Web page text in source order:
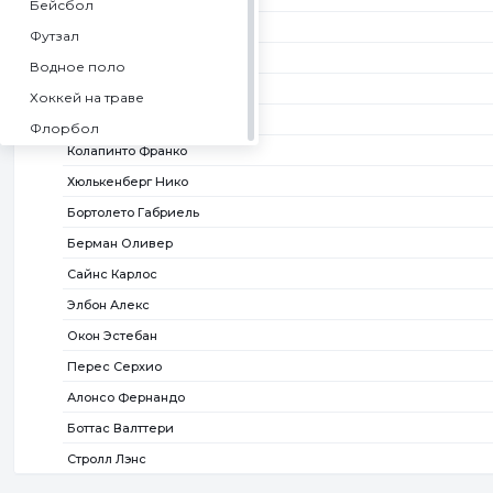
Колапинто Франко
Хюлькенберг Нико
Бортолето Габриель
Берман Оливер
Сайнс Карлос
Элбон Алекс
Окон Эстебан
Перес Серхио
Алонсо Фернандо
Боттас Валттери
Стролл Лэнс
Бейсбол
Футзал
Водное поло
Хоккей на траве
Флорбол
Спорт
Баскетбол 3x3
Американский футбол
Пляжный волейбол
Пляжный футбол
Бадминтон
Лакросс
Регби
Австралийский футбол
Гэльский спорт
Крикет